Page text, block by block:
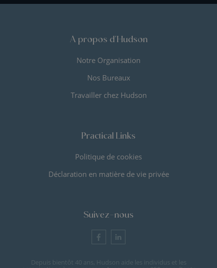
A propos d'Hudson
Notre Organisation
Nos Bureaux
Travailler chez Hudson
Practical Links
Politique de cookies
Déclaration en matière de vie privée
Suivez-nous
Depuis bientôt 40 ans, Hudson aide les individus et les